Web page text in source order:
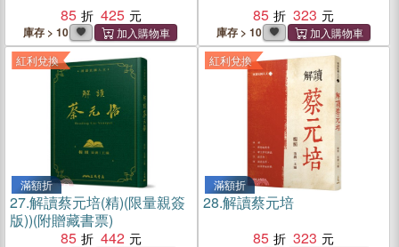
85
425
庫存 > 10
85
323
庫存 > 10
紅利兌換
滿額折
27.解讀蔡元培(精)(限量親簽
版))(附贈藏書票)
85
442
紅利兌換
滿額折
28.解讀蔡元培
85
323